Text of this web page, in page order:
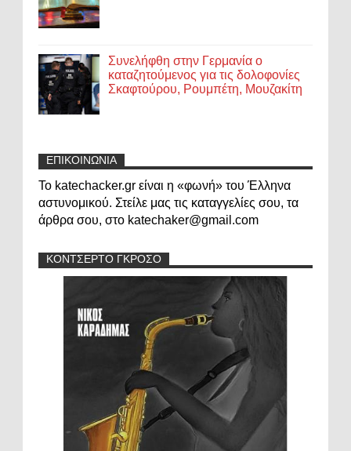
Συνελήφθη στην Γερμανία ο
καταζητούμενος για τις δολοφονίες
Σκαφτούρου, Ρουμπέτη, Μουζακίτη
ΕΠΙΚΟΙΝΩΝΙΑ
Το katechacker.gr είναι η «φωνή» του Έλληνα
αστυνομικού. Στείλε μας τις καταγγελίες σου, τα
άρθρα σου, στο katechaker@gmail.com
ΚΟΝΤΣΕΡΤΟ ΓΚΡΟΣΟ